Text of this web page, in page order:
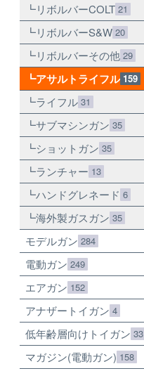
リボルバーCOLT 21
リボルバーS&W 20
リボルバーその他 29
アサルトライフル 159
ライフル 31
サブマシンガン 35
ショットガン 35
ランチャー 13
ハンドグレネード 6
海外製ガスガン 35
モデルガン 284
電動ガン 249
エアガン 152
アナザートイガン 4
低年齢層向けトイガン 33
マガジン(電動ガン) 158